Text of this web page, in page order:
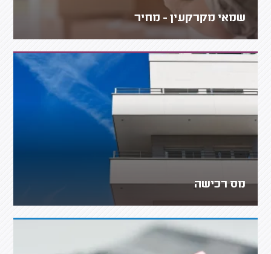
שמאי מקרקעין - מחיר
מס רכישה